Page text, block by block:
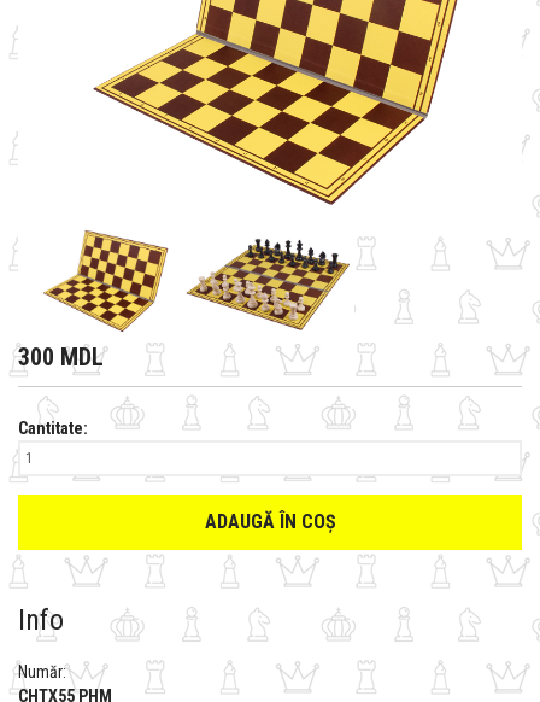
300 MDL
Cantitate:
ADAUGĂ ÎN COȘ
Info
Număr:
CHTX55 PHM